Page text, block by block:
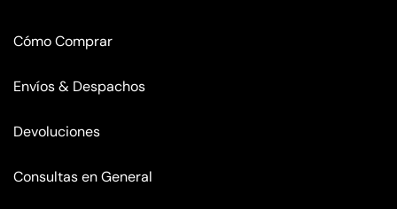
Cómo Comprar
Envíos & Despachos
Devoluciones
Consultas en General